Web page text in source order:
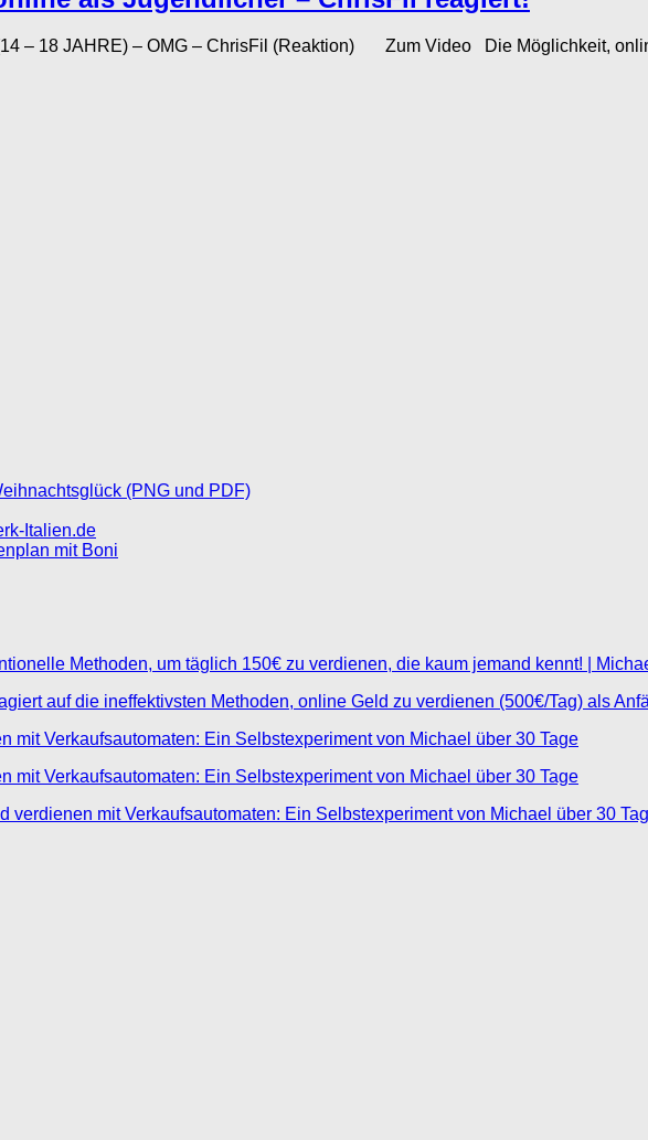
– 18 JAHRE) – OMG – ChrisFil (Reaktion) Zum Video Die Möglichkeit,
(PNG und PDF)
Italien.de
mit Boni
Methoden, um täglich 150€ zu verdienen, die kaum jemand kennt! |
auf die ineffektivsten Methoden, online Geld zu verdienen (500€/Tag) als
mit Verkaufsautomaten: Ein Selbstexperiment von Michael über 30 Tage
mit Verkaufsautomaten: Ein Selbstexperiment von Michael über 30 Tage
verdienen mit Verkaufsautomaten: Ein Selbstexperiment von Michael über 30